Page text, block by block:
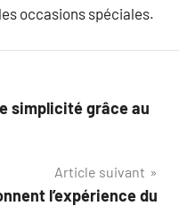
occasions spéciales.
simplicité grâce au
Article suivant
l’expérience du